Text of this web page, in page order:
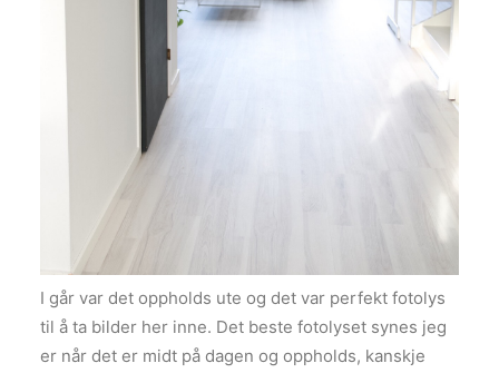
I går var det oppholds ute og det var perfekt fotolys
til å ta bilder her inne. Det beste fotolyset synes jeg
er når det er midt på dagen og oppholds, kanskje